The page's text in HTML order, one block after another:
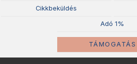
Cikkbeküldés
Adó 1%
TÁMOGATÁS